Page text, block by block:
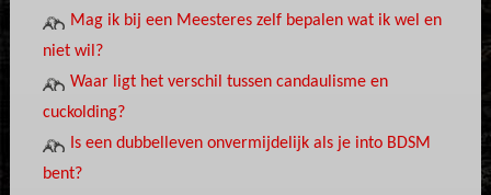
Mag ik bij een Meesteres zelf bepalen wat ik wel en
niet wil?
Waar ligt het verschil tussen candaulisme en
cuckolding?
Is een dubbelleven onvermijdelijk als je into BDSM
bent?